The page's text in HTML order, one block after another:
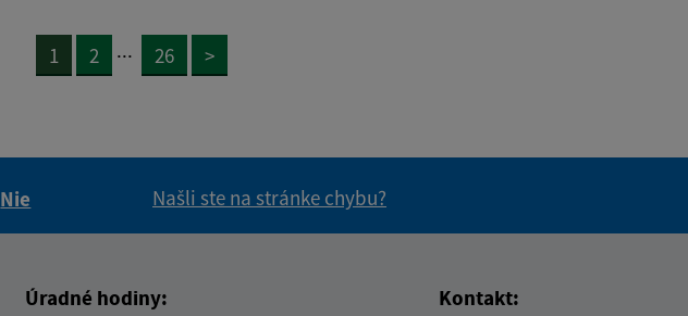
1 2 ... 26 >
Nie
Našli ste na stránke chybu?
Úradné hodiny: Kontakt: